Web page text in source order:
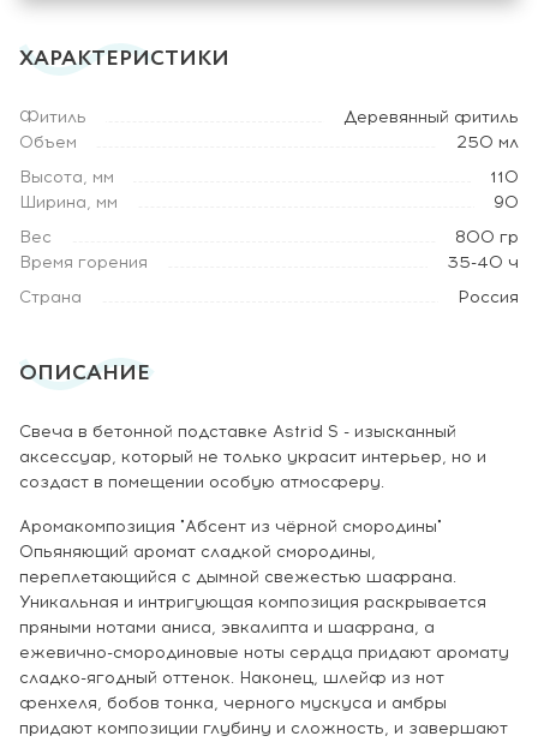
ХАРАКТЕРИСТИКИ
Фитиль
Деревянный фитиль
Объем
250 мл
Высота, мм
110
Ширина, мм
90
Вес
800 гр
Время горения
35-40 ч
Страна
Россия
ОПИСАНИЕ
Свеча в бетонной подставке Astrid S - изысканный
аксессуар, который не только украсит интерьер, но и
создаст в помещении особую атмосферу.
Аромакомпозиция "Абсент из чёрной смородины"
Опьяняющий аромат сладкой смородины,
переплетающийся с дымной свежестью шафрана.
Уникальная и интригующая композиция раскрывается
пряными нотами аниса, эвкалипта и шафрана, а
ежевично-смородиновые ноты сердца придают аромату
сладко-ягодный оттенок. Наконец, шлейф из нот
фенхеля, бобов тонка, черного мускуса и амбры
придают композиции глубину и сложность, и завершают